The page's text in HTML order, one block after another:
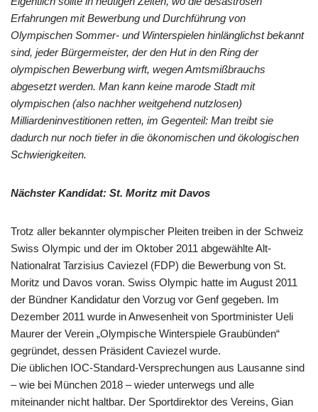
Erfahrungen mit Bewerbung und Durchführung von
Olympischen Sommer- und Winterspielen hinlänglichst bekannt
sind, jeder Bürgermeister, der den Hut in den Ring der
olympischen Bewerbung wirft, wegen Amtsmißbrauchs
abgesetzt werden. Man kann keine marode Stadt mit
olympischen (also nachher weitgehend nutzlosen)
Milliardeninvestitionen retten, im Gegenteil: Man treibt sie
dadurch nur noch tiefer in die ökonomischen und ökologischen
Schwierigkeiten.
Nächster Kandidat: St. Moritz mit Davos
Trotz aller bekannter olympischer Pleiten treiben in der Schweiz
Swiss Olympic und der im Oktober 2011 abgewählte Alt-
Nationalrat Tarzisius Caviezel (FDP) die Bewerbung von St.
Moritz und Davos voran. Swiss Olympic hatte im August 2011
der Bündner Kandidatur den Vorzug vor Genf gegeben. Im
Dezember 2011 wurde in Anwesenheit von Sportminister Ueli
Maurer der Verein „Olympische Winterspiele Graubünden“
gegründet, dessen Präsident Caviezel wurde.
Die üblichen IOC-Standard-Versprechungen aus Lausanne sind
– wie bei München 2018 – wieder unterwegs und alle
miteinander nicht haltbar. Der Sportdirektor des Vereins, Gian